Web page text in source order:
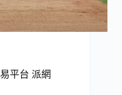
平台 派網